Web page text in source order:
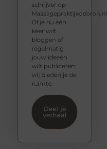
schrijver op
Massagepraktijkdebron.nl.
Of je nu één
keer wilt
bloggen of
regelmatig
jouw ideeën
wilt publiceren:
wij bieden je de
ruimte.
Deel je
verhaal